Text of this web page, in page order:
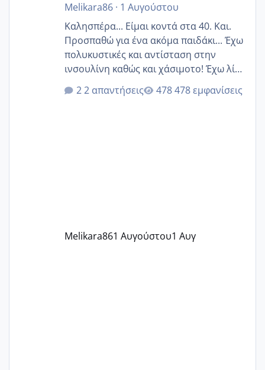
Melikara86· 1 Αυγούστου
Καλησπέρα... Είμαι κοντά στα 40. Και.
Προσπαθώ για ένα ακόμα παιδάκι... Έχω
πολυκυστικές και αντίσταση στην
ινσουλίνη καθώς και χάσιμοτο! Έχω λίγα
κιλά παραπάνω και όσο κ αν προσπαθώ
δεν χάνω εύκολα! Προσπαθώ για ακόμη
2 απαντήσεις 478 εμφανίσεις
Melikara861 Αυγούστου1 Αυγ